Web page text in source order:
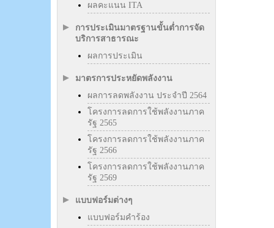
ผลคะแนน ITA
การประเมินมาตรฐานขั้นต่ำการจัด
บริการสาธารณะ
ผลการประเมิน
มาตรการประหยัดพลังงาน
ผลการลดพลังงาน ประจำปี 2564
โครงการลดการใช้พลังงานภาค
รัฐ 2565
โครงการลดการใช้พลังงานภาค
รัฐ 2566
โครงการลดการใช้พลังงานภาค
รัฐ 2569
แบบฟอร์มต่างๆ
แบบฟอร์มคำร้อง